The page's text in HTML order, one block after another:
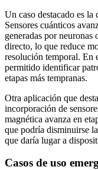
Un caso destacado es
Sensores cuánticos
generadas por neuronas
directo, lo que reduce
resolución temporal. En
permitido identificar
etapas más tempranas.
Otra aplicación que
incorporación de
magnética avanza en
que podría disminuirse
que daría lugar a
Casos de uso